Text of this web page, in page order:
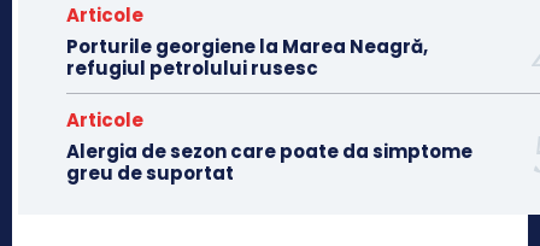
Articole
Porturile georgiene la Marea Neagră,
refugiul petrolului rusesc
Articole
Alergia de sezon care poate da simptome
greu de suportat